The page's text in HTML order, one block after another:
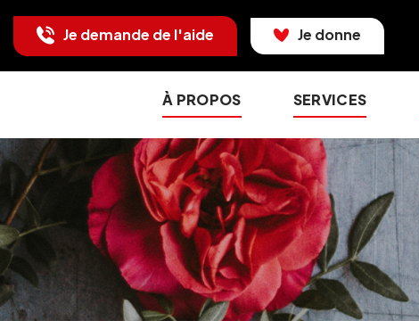
Je demande de l'aide Je donne
À PROPOS SERVICES